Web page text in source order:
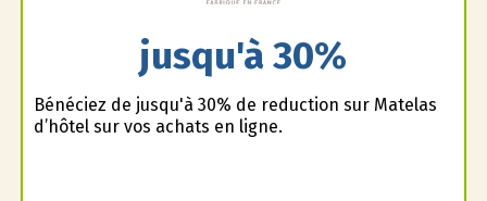
jusqu'à 30%
Bénéficiez de jusqu'à 30% de reduction sur Matelas
d’hôtel sur vos achats en ligne.